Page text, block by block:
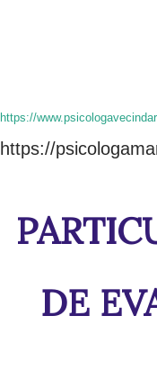
https://
https://
DE